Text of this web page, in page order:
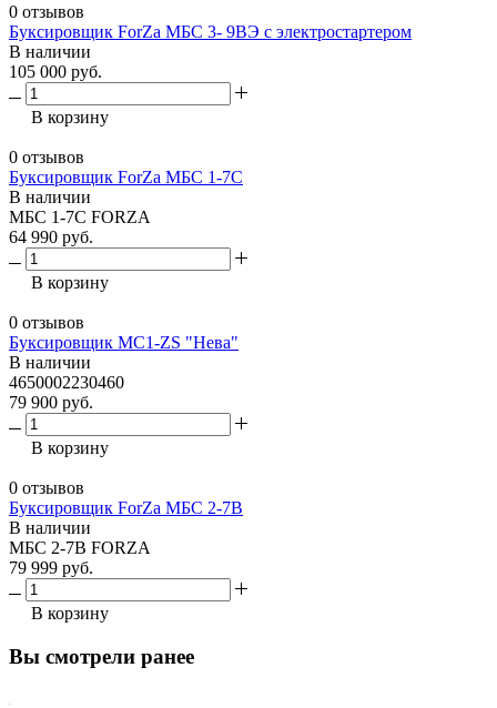
0 отзывов
Буксировщик ForZa МБС 3- 9ВЭ с электростартером
В наличии
105 000 руб.
В корзину
0 отзывов
Буксировщик ForZa МБС 1-7С
В наличии
МБС 1-7С FORZA
64 990 руб.
В корзину
0 отзывов
Буксировщик МС1-ZS "Нева"
В наличии
4650002230460
79 900 руб.
В корзину
0 отзывов
Буксировщик ForZa МБС 2-7В
В наличии
МБС 2-7В FORZA
79 999 руб.
В корзину
Вы смотрели ранее